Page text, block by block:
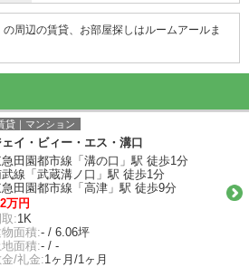
の周辺の賃貸、お部屋探しは ルームアールま
貸｜マンション
ェイ・ビィー・エス・溝口
田園都市線「溝の口」駅 徒歩1分
線「武蔵溝ノ口」駅 徒歩1分
田園都市線「高津」駅 徒歩9分
万円
:1K
物面積:- / 6.06坪
地面積:- / -
金/礼金:1ヶ月/1ヶ月